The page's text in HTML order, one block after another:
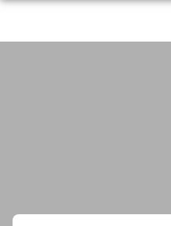
Aller
contenu
CRÉMIEU
LA VERPILLIÈRE